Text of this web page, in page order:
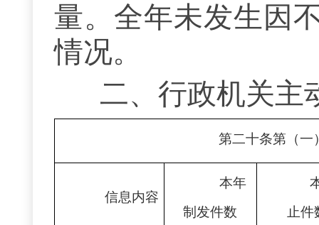
量。全年未发生因
情况。
二、 行政机关主
第二十条第（一
信息内容
本年
制发件数
止件